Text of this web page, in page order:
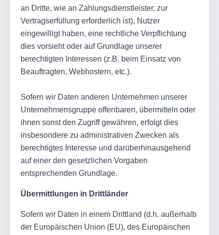
an Dritte, wie an Zahlungsdienstleister, zur
Vertragserfüllung erforderlich ist), Nutzer
eingewilligt haben, eine rechtliche Verpflichtung
dies vorsieht oder auf Grundlage unserer
berechtigten Interessen (z.B. beim Einsatz von
Beauftragten, Webhostern, etc.).
Sofern wir Daten anderen Unternehmen unserer
Unternehmensgruppe offenbaren, übermitteln oder
ihnen sonst den Zugriff gewähren, erfolgt dies
insbesondere zu administrativen Zwecken als
berechtigtes Interesse und darüberhinausgehend
auf einer den gesetzlichen Vorgaben
entsprechenden Grundlage.
Übermittlungen in Drittländer
Sofern wir Daten in einem Drittland (d.h. außerhalb
der Europäischen Union (EU), des Europäischen